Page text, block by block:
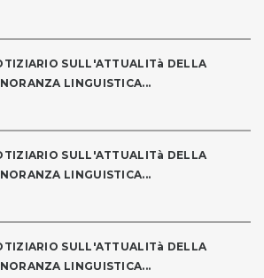
SULL'ATTUALITà DELLA
LINGUISTICA...
SULL'ATTUALITà DELLA
LINGUISTICA...
SULL'ATTUALITà DELLA
LINGUISTICA...